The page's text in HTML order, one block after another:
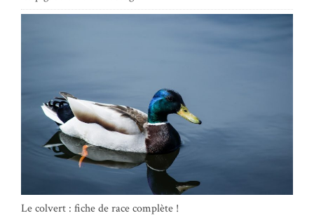
Le colvert : fiche de race complète !